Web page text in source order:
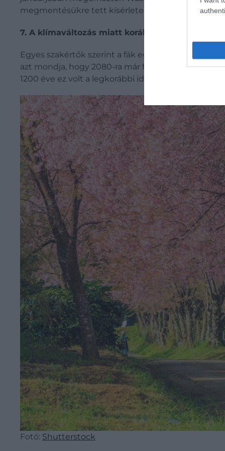
megmentésükre tett kísérletek ellenére a fákat
7. A klímaváltozás miatt korábban virágoznak a
Egyes szakértők szerint a fák egyre korábban
azt mondja, hogy 2080-ra már februárban
1200 éve ez volt a legkorábbi időpont.
Fotó: Shutterstock